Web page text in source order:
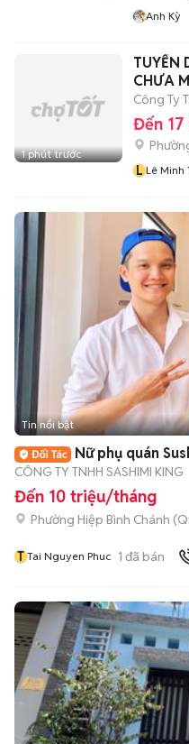
Anh Kỳ
1 phút trước
TUYỂN
CHƯA
Công Ty
Đến
L Lê Minh
Tin nổi bật
Nữ phụ quán
CÔNG TY TNHH SASHIMI KING
Đến 10 triệu/tháng
Phường Hiệp Bình Chánh
T Tai Nguyen Phuc 1 đã bán